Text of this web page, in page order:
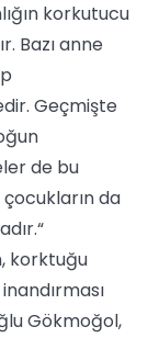
korkutucu
Bazı anne
Geçmişte
de bu
da
korktuğu
Gökmoğol,